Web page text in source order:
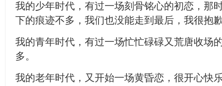
我的少年时代，有过一场刻骨铭心的初恋，那
下的痕迹不多，我们也没能走到最后，我很抱
我的青年时代，有过一场忙忙碌碌又荒唐收场
多。
我的老年时代，又开始一场黄昏恋，很开心快